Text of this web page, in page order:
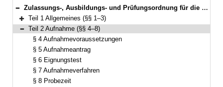
Bereich reduzieren
Zulassungs-, Ausbildungs- und Prüfungsordnung für die Erste Lehramtsprüfung von Fachlehrkräften (ZAPO-F I) Vom 16. August 2022 (GVBl. S. 553) BayRS 2038-3-4-8-7-K (§§ 1–49)
Bereich erweitern
Teil 1 Allgemeines (§§ 1–3)
Bereich reduzieren
Teil 2 Aufnahme (§§ 4–8)
§ 4 Aufnahmevoraussetzungen
§ 5 Aufnahmeantrag
§ 6 Eignungstest
§ 7 Aufnahmeverfahren
§ 8 Probezeit